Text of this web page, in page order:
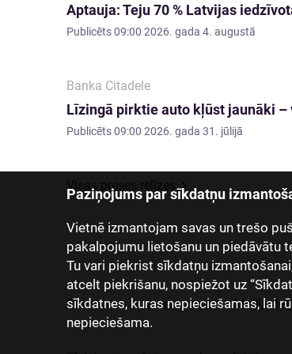
Paziņojums par sīkdatņu
Vietnē izmantojam savas un trešo
pakalpojumu lietošanu un piedāvātu
Tu vari piekrist sīkdatņu
atcelt piekrišanu, nospiežot uz
sīkdatnes, kuras nepieciešamas, lai
nepieciešama.
Aptauja: Teju 70 % Latvijas
Publicēts09:00 2026. gada 4. augustā
Banka Citadele
Līzingā pirktie auto kļūst jaunāki
Publicēts09:00 2026. gada 31. jūlijā
Visas preses relīzes
Par mums Investoriem Mediju